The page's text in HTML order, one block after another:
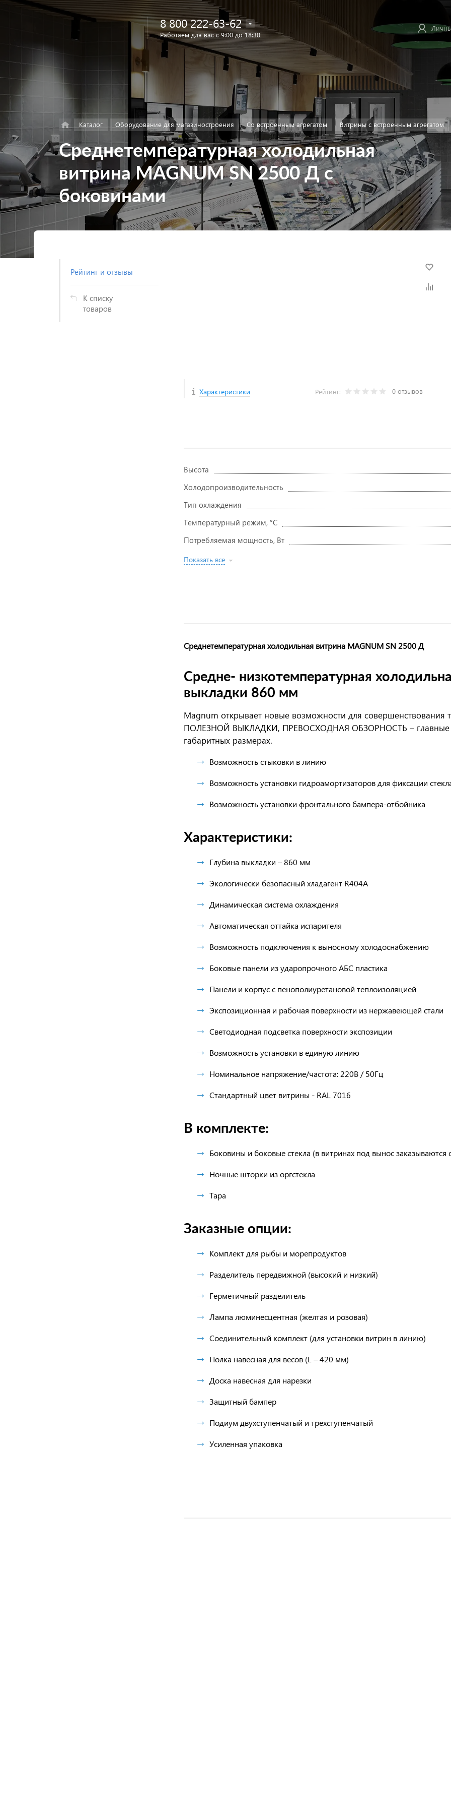
в каталоге
Найти
8 800 222-63-62
Работаем для вас с 9:00 до 18:30
Каталог Оборудование для магазиностроения Со встроенным агрегатом Витрины с встроенным агрегатом
Среднетемпературная холодильная
витрина MAGNUM SN 2500 Д с
боковинами
Рейтинг и отзывы
К списку
товаров
Характеристики Рейтинг: 0 отзывов
Высота
Холодопроизводительность
Тип охлаждения
Температурный режим, °C
Потребляемая мощность, Вт
Показать все
Среднетемпературная холодильная витрина MAGNUM SN 2500 Д
Средне- низкотемпературная
выкладки 860 мм
Magnum открывает новые возможности для
ПОЛЕЗНОЙ ВЫКЛАДКИ, ПРЕВОСХОДНАЯ ОБЗОРНОСТЬ – главные
габаритных размерах.
Возможность стыковки в линию
Возможность установки гидроамортизаторов для фиксации
Возможность установки фронтального бампера-отбойника
Характеристики:
Глубина выкладки – 860 мм
Экологически безопасный хладагент R404A
Динамическая система охлаждения
Автоматическая оттайка испарителя
Возможность подключения к выносному холодоснабжению
Боковые панели из ударопрочного АБС пластика
Панели и корпус с пенополиуретановой теплоизоляцией
Экспозиционная и рабочая поверхности из нержавеющей стали
Светодиодная подсветка поверхности экспозиции
Возможность установки в единую линию
Номинальное напряжение/частота: 220В / 50Гц
Стандартный цвет витрины - RAL 7016
В комплекте:
Боковины и боковые стекла (в витринах под вынос заказываются
Ночные шторки из оргстекла
Тара
Заказные опции:
Комплект для рыбы и морепродуктов
Разделитель передвижной (высокий и низкий)
Герметичный разделитель
Лампа люминесцентная (желтая и розовая)
Соединительный комплект (для установки витрин в линию)
Полка навесная для весов (L – 420 мм)
Доска навесная для нарезки
Защитный бампер
Подиум двухступенчатый и трехступенчатый
Усиленная упаковка